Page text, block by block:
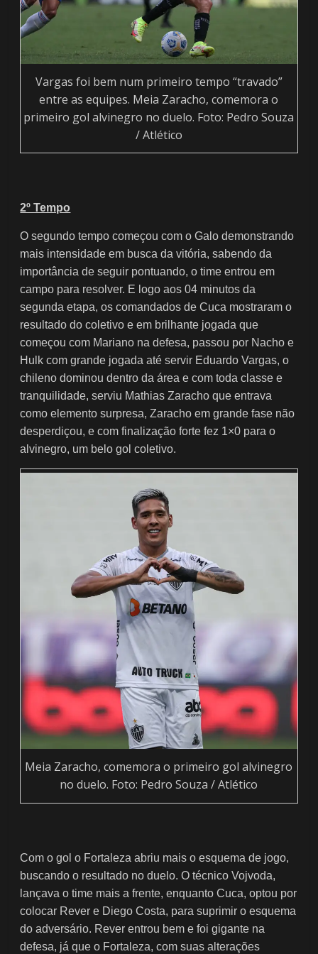
Vargas foi bem num primeiro tempo “travado”
entre as equipes. Meia Zaracho, comemora o
primeiro gol alvinegro no duelo. Foto: Pedro Souza
/ Atlético
2º Tempo
O segundo tempo começou com o Galo demonstrando
mais intensidade em busca da vitória, sabendo da
importância de seguir pontuando, o time entrou em
campo para resolver. E logo aos 04 minutos da
segunda etapa, os comandados de Cuca mostraram o
resultado do coletivo e em brilhante jogada que
começou com Mariano na defesa, passou por Nacho e
Hulk com grande jogada até servir Eduardo Vargas, o
chileno dominou dentro da área e com toda classe e
tranquilidade, serviu Mathias Zaracho que entrava
como elemento surpresa, Zaracho em grande fase não
desperdiçou, e com finalização forte fez 1×0 para o
alvinegro, um belo gol coletivo.
Meia Zaracho, comemora o primeiro gol alvinegro
no duelo. Foto: Pedro Souza / Atlético
Com o gol o Fortaleza abriu mais o esquema de jogo,
buscando o resultado no duelo. O técnico Vojvoda,
lançava o time mais a frente, enquanto Cuca, optou por
colocar Rever e Diego Costa, para suprimir o esquema
do adversário. Rever entrou bem e foi gigante na
defesa, já que o Fortaleza, com suas alterações